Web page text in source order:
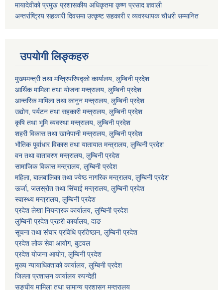
मायादेवीको प्रमुख प्रशासकीय अधिकृतमा कृष्ण प्रसाद ज्ञवाली
अन्तर्राष्ट्रिय सहकारी दिवसमा उत्कृष्ट सहकारी र व्यवस्थापक चौधरी सम्मानित
उपयोगी लिङ्कहरु
मुख्यमन्त्री तथा मन्त्रिपरिषद्को कार्यालय, लुम्बिनी प्रदेश
आर्थिक मामिला तथा योजना मन्त्रालय, लुम्बिनी प्रदेश
आन्तरिक मामिला तथा कानुन मन्त्रालय, लुम्बिनी प्रदेश
उद्योग, पर्यटन तथा सहकारी मन्त्रालय, लुम्बिनी प्रदेश
कृषि तथा भूमि व्यवस्था मन्त्रालय, लुम्बिनी प्रदेश
शहरी विकास तथा खानेपानी मन्त्रालय, लुम्बिनी प्रदेश
भौतिक पूर्वाधार विकास तथा यातायात मन्त्रालय, लुम्बिनी प्रदेश
वन तथा वातावरण मन्त्रालय, लुम्बिनी प्रदेश
सामाजिक विकास मन्त्रालय, लुम्बिनी प्रदेश
महिला, बालबालिका तथा ज्येष्ठ नागरिक मन्त्रालय, लुम्बिनी प्रदेश
ऊर्जा, जलस्रोत तथा सिंचाई मन्त्रालय, लुम्बिनी प्रदेश
स्वास्थ्य मन्त्रालय, लुम्बिनी प्रदेश
प्रदेश लेखा नियन्त्रक कार्यालय, लुम्बिनी प्रदेश
लुम्बिनी प्रदेश प्रहरी कार्यालय, दाङ
सूचना तथा संचार प्रविधि प्रतिष्ठान, लुम्बिनी प्रदेश
प्रदेश लोक सेवा आयोग, बुटवल
प्रदेश योजना आयोग, लुम्बिनी प्रदेश
मुख्य न्यायाधिक्ताको कार्यालय, लुम्बिनी प्रदेश
जिल्ला प्रशासन कार्यालय रुपन्देही
सङ्घीय मामिला तथा सामान्य प्रशासन मन्त्रालय